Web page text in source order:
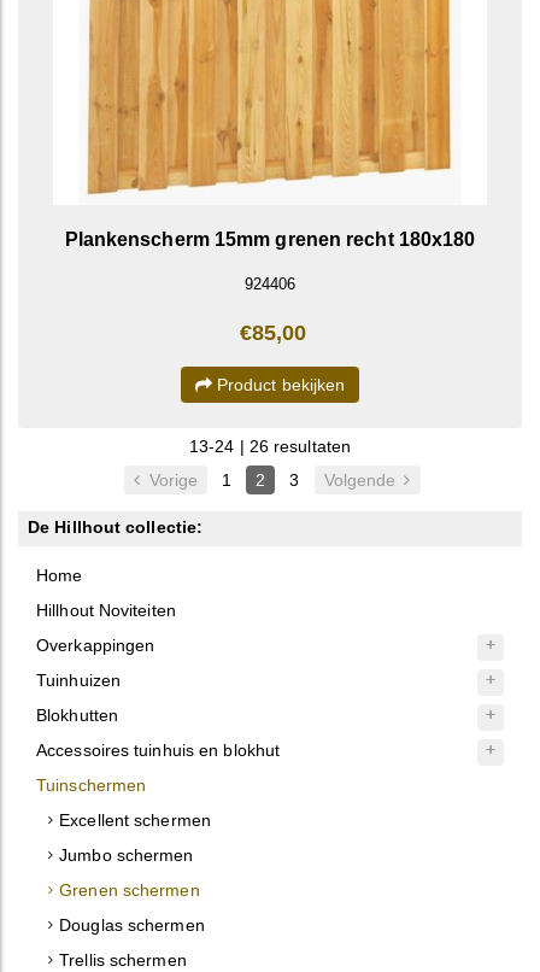
Plankenscherm 15mm grenen recht 180x180
924406
€85,00
Product bekijken
13-24 | 26 resultaten
Vorige
1 2 3 Volgende
De Hillhout collectie:
Home
Hillhout Noviteiten
Overkappingen
Tuinhuizen
Blokhutten
Accessoires tuinhuis en blokhut
Tuinschermen
Excellent schermen
Jumbo schermen
Grenen schermen
Douglas schermen
Trellis schermen